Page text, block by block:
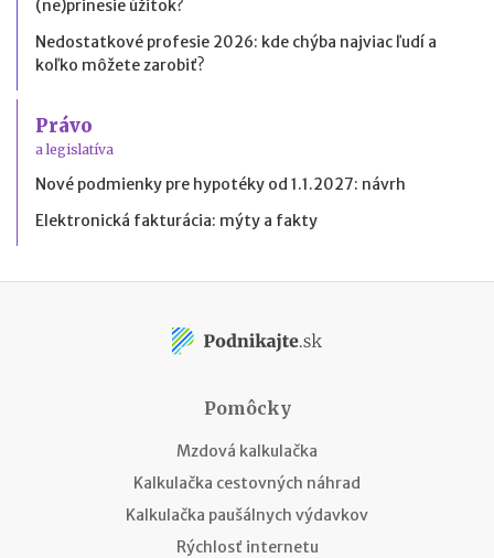
(ne)prinesie úžitok?
Nedostatkové profesie 2026: kde chýba najviac ľudí a
koľko môžete zarobiť?
Právo
a legislatíva
Nové podmienky pre hypotéky od 1.1.2027: návrh
Elektronická fakturácia: mýty a fakty
Pomôcky
Mzdová kalkulačka
Kalkulačka cestovných náhrad
Kalkulačka paušálnych výdavkov
Rýchlosť internetu